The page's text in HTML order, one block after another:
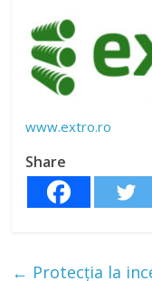
www.extro.ro
Share
← Protecția la